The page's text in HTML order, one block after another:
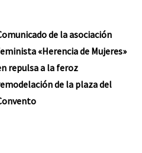
de la asociación
«Herencia de Mujeres»
repulsa a la feroz
de la plaza del